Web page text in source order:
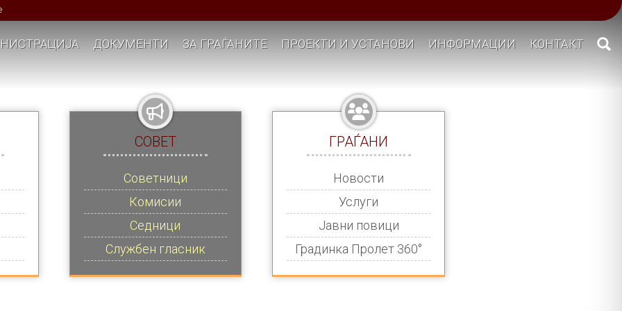
ДОКУМЕНТИ ЗА ГРАЃАНИТЕ ПРОЕКТИ И УСТАНОВИ ИНФОРМАЦИИ КОНТАКТ
СОВЕТ
Советници
Комисии
Седници
Службен гласник
ГРАЃАНИ
Новости
Услуги
Јавни повици
Градинка Пролет 360°